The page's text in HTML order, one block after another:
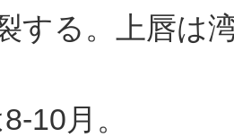
する。上唇は
10月。